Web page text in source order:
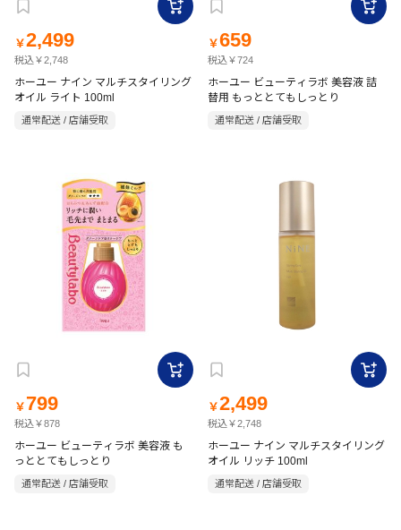
￥2,499
税込￥2,748
ホーユー ナイン マルチスタイリング
オイル ライト 100ml
通常配送 / 店舗受取
￥659
税込￥724
ホーユー ビューティラボ 美容液 詰
替用 もっととてもしっとり
通常配送 / 店舗受取
￥ 799
税込￥878
ホーユー ビューティラボ 美容液 も
っととてもしっとり
通常配送 / 店舗受取
￥2,499
税込￥2,748
ホーユー ナイン マルチスタイリング
オイル リッチ 100ml
通常配送 / 店舗受取